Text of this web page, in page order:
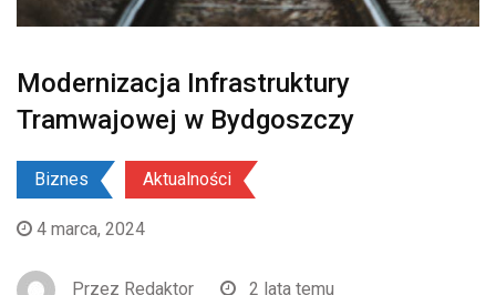
Modernizacja Infrastruktury
Tramwajowej w Bydgoszczy
Biznes Aktualności
4 marca, 2024
Przez Redaktor
2 lata temu